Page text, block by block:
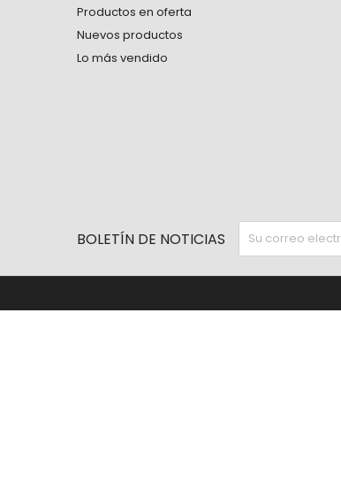
Productos en oferta
Nuevos productos
Lo más vendido
BOLETÍN DE NOTICIAS